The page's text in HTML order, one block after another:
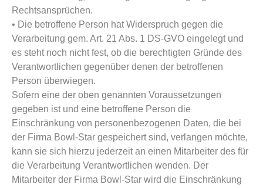
Rechtsansprüchen.
• Die betroffene Person hat Widerspruch gegen die
Verarbeitung gem. Art. 21 Abs. 1 DS-GVO eingelegt und
es steht noch nicht fest, ob die berechtigten Gründe des
Verantwortlichen gegenüber denen der betroffenen
Person überwiegen.
Sofern eine der oben genannten Voraussetzungen
gegeben ist und eine betroffene Person die
Einschränkung von personenbezogenen Daten, die bei
der Firma Bowl-Star gespeichert sind, verlangen möchte,
kann sie sich hierzu jederzeit an einen Mitarbeiter des für
die Verarbeitung Verantwortlichen wenden. Der
Mitarbeiter der Firma Bowl-Star wird die Einschränkung